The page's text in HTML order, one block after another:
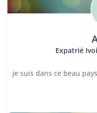
Expatrié
je suis dans ce beau